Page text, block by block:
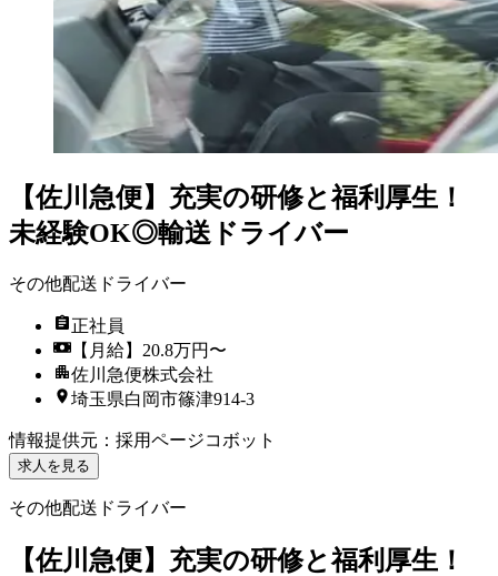
【佐川急便】充実の研修と福利厚生！
未経験OK◎輸送ドライバー
その他配送ドライバー
正社員
【月給】20.8万円〜
佐川急便株式会社
埼玉県白岡市篠津914-3
情報提供元 ： 採用ページコボット
求人を見る
その他配送ドライバー
【佐川急便】充実の研修と福利厚生！